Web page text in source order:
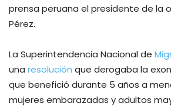
prensa peruana el presidente de la
Pérez.
La Superintendencia Nacional de
una resolución que derogaba la
que benefició durante 5 años a
mujeres embarazadas y adultos